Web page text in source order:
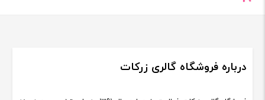
درباره فروشگاه گالری زرکات